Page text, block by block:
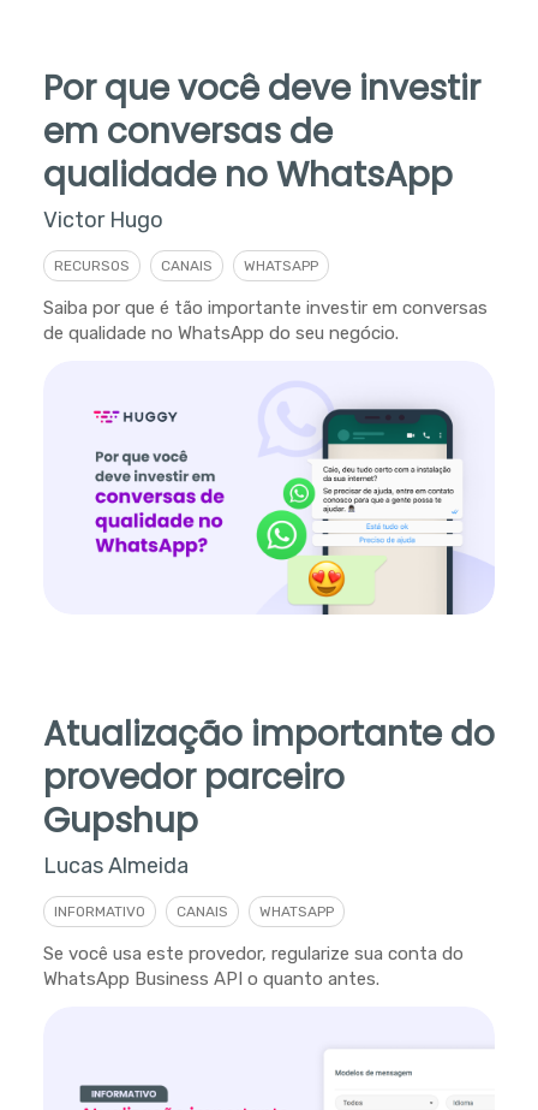
Por que você deve investir
em conversas de
qualidade no WhatsApp
Victor Hugo
RECURSOS CANAIS WHATSAPP
Saiba por que é tão importante investir em conversas
de qualidade no WhatsApp do seu negócio.
Atualização importante do
provedor parceiro
Gupshup
Lucas Almeida
INFORMATIVO CANAIS WHATSAPP
Se você usa este provedor, regularize sua conta do
WhatsApp Business API o quanto antes.